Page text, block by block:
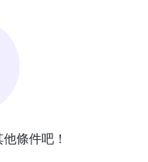
條件吧！